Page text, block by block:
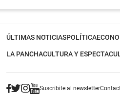
ÚLTIMAS NOTICIASPOLÍTICA
LA PANCHACULTURA Y
Suscribite al newsletter